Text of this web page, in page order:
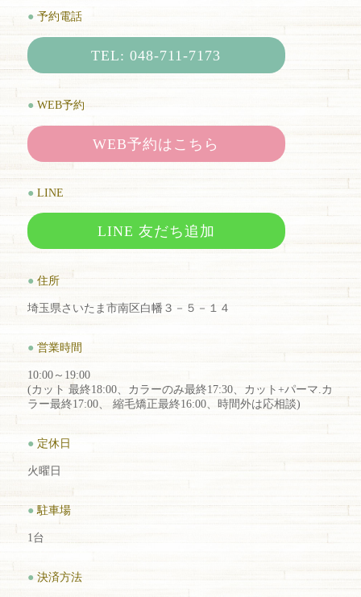
● 予約電話
TEL: 048-711-7173
● WEB予約
WEB予約はこちら
● LINE
LINE 友だち追加
● 住所
埼玉県さいたま市南区白幡３－５－１４
● 営業時間
10:00～19:00
(カット 最終18:00、カラーのみ最終17:30、カット+パーマ.カ
ラー最終17:00、 縮毛矯正最終16:00、時間外は応相談)
● 定休日
火曜日
●駐車場
1台
● 決済方法